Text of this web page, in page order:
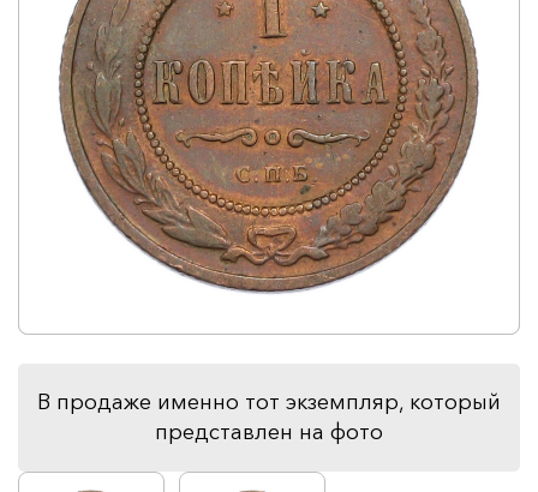
В продаже именно тот экземпляр, который
представлен на фото